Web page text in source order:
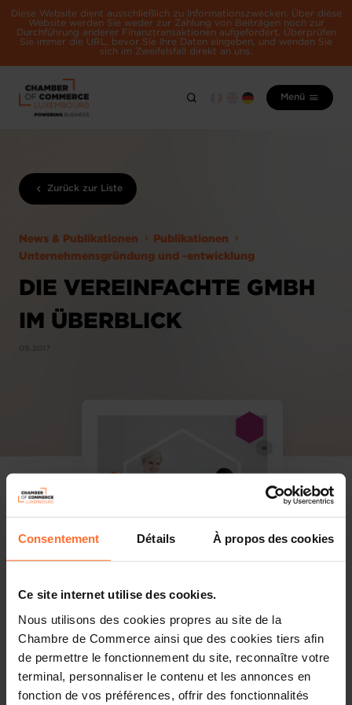
Consentement Détails À propos des cookies
Ce site internet utilise des cookies.
Nous utilisons des cookies propres au site de la
Chambre de Commerce ainsi que des cookies tiers afin
de permettre le fonctionnement du site, reconnaître votre
terminal, personnaliser le contenu et les annonces en
fonction de vos préférences, offrir des fonctionnalités
Diese Website dient ausschließlich zu Informationszwecken. Über diese
Website werden Sie weder zur Zahlung von Beiträgen noch zur
Durchführung anderer Finanztransaktionen aufgefordert. Überprüfen
Sie immer die URL, bevor Sie Ihre Daten eingeben, und wenden Sie
sich im Zweifelsfall direkt an uns.
Menü
Zurück zur Liste
News & Publikationen
Publikationen
Unternehmensgründung und -entwicklung
DIE VEREINFACHTE GMBH
IM ÜBERBLICK